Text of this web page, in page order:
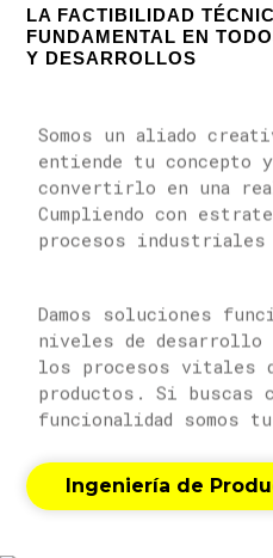
LA FACTIBILIDAD
FUNDAMENTAL EN
Y DESARROLLOS
entiende tu concepto y
convertirlo en una
Cumpliendo con
procesos
niveles de desarrollo
los procesos vitales
productos. Si buscas
funcionalidad somos
Ingeniería de